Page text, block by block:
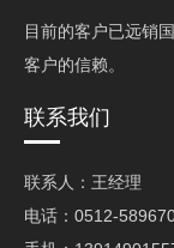
目前的客户已远销
客户的信赖。
联系我们
联系人：王经理
电话：0512-